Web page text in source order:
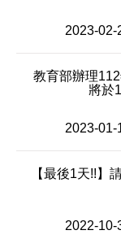
2023-02-
教育部辦理
將於
2023-01-
【最後1天!!】
2022-10-